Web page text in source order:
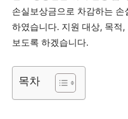
손실보상금으로 차감하는
하였습니다. 지원 대상, 목적
보도록 하겠습니다.
목차